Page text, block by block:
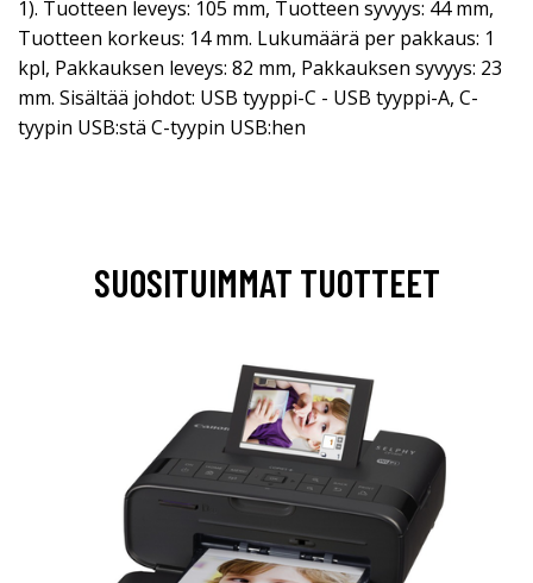
1). Tuotteen leveys: 105 mm, Tuotteen syvyys: 44 mm,
Tuotteen korkeus: 14 mm. Lukumäärä per pakkaus: 1
kpl, Pakkauksen leveys: 82 mm, Pakkauksen syvyys: 23
mm. Sisältää johdot: USB tyyppi-C - USB tyyppi-A, C-
tyypin USB:stä C-tyypin USB:hen
SUOSITUIMMAT TUOTTEET